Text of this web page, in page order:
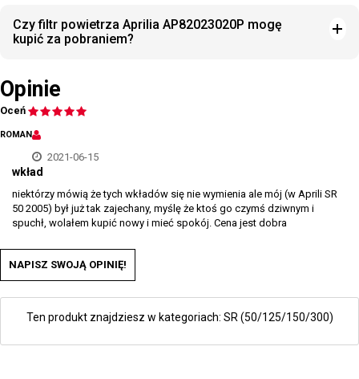
Czy filtr powietrza Aprilia AP82023020P mogę
kupić za pobraniem?
Opinie
Oceń
ROMAN
2021-06-15
wkład
niektórzy mówią że tych wkładów się nie wymienia ale mój (w Aprili SR
50 2005) był już tak zajechany, myślę że ktoś go czymś dziwnym i
spuchł, wolałem kupić nowy i mieć spokój. Cena jest dobra
NAPISZ SWOJĄ OPINIĘ!
Ten produkt znajdziesz w kategoriach: SR (50/125/150/300)